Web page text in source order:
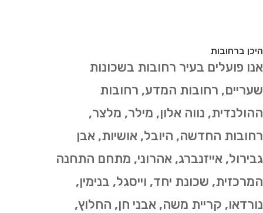
היכן ברחובות
אנו פועלים בעיר רחובות בשכונות
שעריים, רחובות המדע, רחובות
ההולנדית, נווה אלון, מילר, מלצר,
רחובות החדשה, היובל, אושיות, אבן
גבירול, אייזנברג, אהרוני, מתחם התחנה
המרכזית, שכונת יחד, וייסגל, בנימין,
נורדאו, קריית משה, אבני חן, החלוץ,